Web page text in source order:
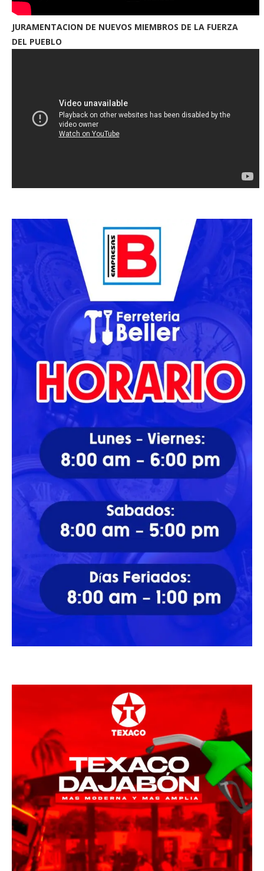
JURAMENTACION DE NUEVOS MIEMBROS DE LA FUERZA
DEL PUEBLO